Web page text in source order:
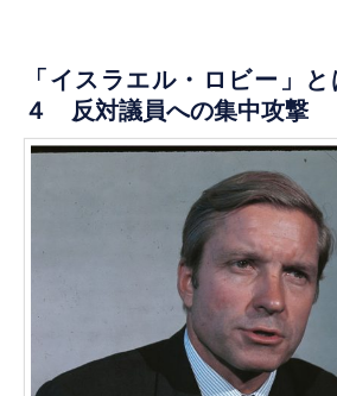
「イスラエル・ロビー」
４ 反対議員への集中攻撃